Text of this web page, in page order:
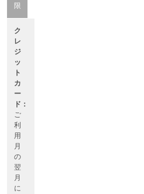
限
ク
レ
ジ
ッ
ト
カ
ー
ド：
ご
利
用
月
の
翌
月
に